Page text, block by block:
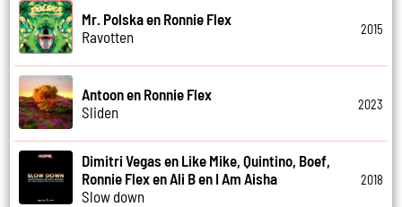
Mr. Polska en Ronnie Flex
Ravotten
2015
Antoon en Ronnie Flex
Sliden
2023
Dimitri Vegas en Like Mike, Quintino, Boef,
Ronnie Flex en Ali B en I Am Aisha
Slow down
2018